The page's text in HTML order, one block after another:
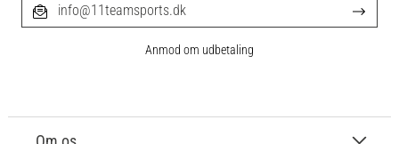
info@11teamsports.dk
Anmod om udbetaling